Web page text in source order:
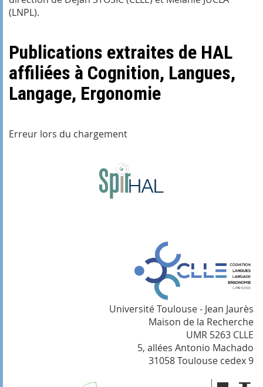
(LNPL).
Publications extraites de HAL
affiliées à Cognition, Langues,
Langage, Ergonomie
Erreur lors du chargement
Université Toulouse - Jean Jaurès
Maison de la Recherche
UMR 5263 CLLE
5, allées Antonio Machado
31058 Toulouse cedex 9